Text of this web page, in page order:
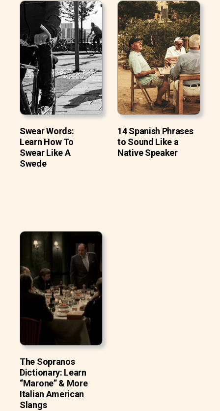
Swear Words:
Learn How To
Swear Like A
Swede
14 Spanish Phrases
to Sound Like a
Native Speaker
The Sopranos
Dictionary: Learn
“Marone” & More
Italian American
Slangs